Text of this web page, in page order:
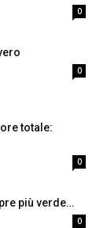
0
0
totale:
0
più verde…
0